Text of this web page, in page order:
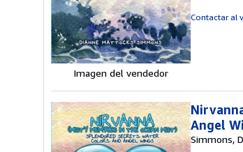
Imagen del vendedor
Contactar al
Angel
Simmons,